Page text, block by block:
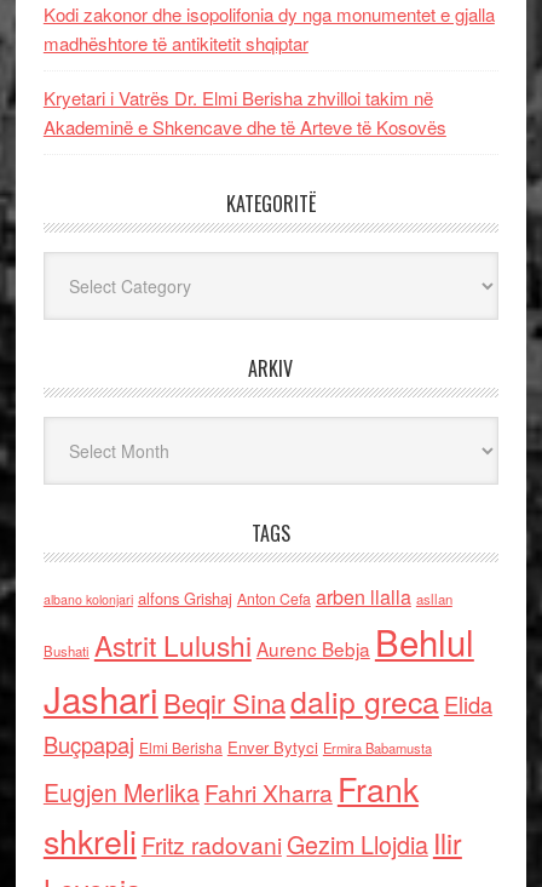
Kodi zakonor dhe isopolifonia dy nga monumentet e gjalla
madhështore të antikitetit shqiptar
Kryetari i Vatrës Dr. Elmi Berisha zhvilloi takim në
Akademinë e Shkencave dhe të Arteve të Kosovës
KATEGORITË
ARKIV
TAGS
albano kolonjari alfons Grishaj Anton Cefa arben llalla asllan
Bushati Astrit Lulushi Aurenc Bebja Behlul
Jashari Beqir Sinadalip grecaElida
Buçpapaj Elmi Berisha Enver Bytyci Ermira Babamusta
Eugjen MerlikaFahri Xharra Frank
shkreli Fritz radovaniGezim Llojdia Ilir